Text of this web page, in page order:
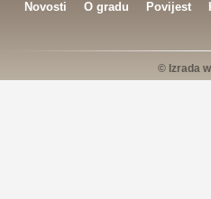
Novosti O gradu Povijest
© Izrada